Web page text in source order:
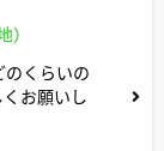
くらいの
お願いし